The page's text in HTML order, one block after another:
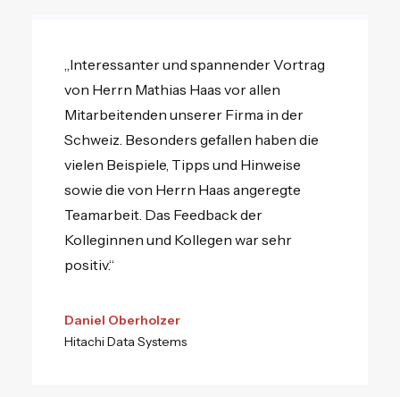
„Interessanter und spannender Vortrag
von Herrn Mathias Haas vor allen
Mitarbeitenden unserer Firma in der
Schweiz. Besonders gefallen haben die
vielen Beispiele, Tipps und Hinweise
sowie die von Herrn Haas angeregte
Teamarbeit. Das Feedback der
Kolleginnen und Kollegen war sehr
positiv.“
Daniel Oberholzer
Hitachi Data Systems